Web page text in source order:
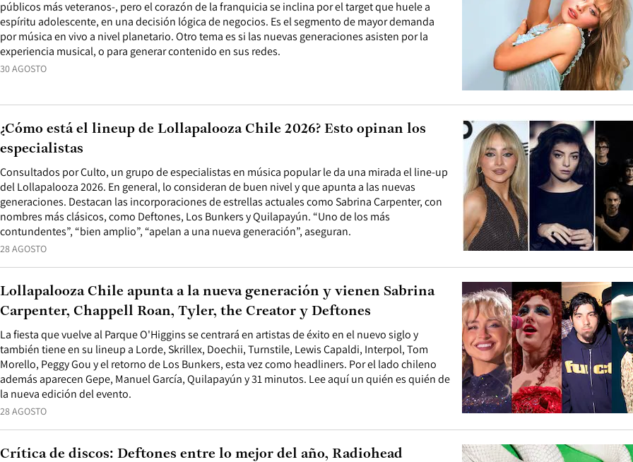
30 AGOSTO
públicos más veteranos-, pero el corazón de la franquicia se inclina por el target que huele a
espíritu adolescente, en una decisión lógica de negocios. Es el segmento de mayor demanda
por música en vivo a nivel planetario. Otro tema es si las nuevas generaciones asisten por la
experiencia musical, o para generar contenido en sus redes.
28 AGOSTO
Consultados por Culto, un grupo de especialistas en música popular le da una mirada el line-up
del Lollapalooza 2026. En general, lo consideran de buen nivel y que apunta a las nuevas
generaciones. Destacan las incorporaciones de estrellas actuales como Sabrina Carpenter, con
nombres más clásicos, como Deftones, Los Bunkers y Quilapayún. “Uno de los más
contundentes”, “bien amplio”, “apelan a una nueva generación”, aseguran.
¿Cómo está el lineup de Lollapalooza Chile 2026? Esto opinan los
especialistas
28 AGOSTO
La fiesta que vuelve al Parque O'Higgins se centrará en artistas de éxito en el nuevo siglo y
también tiene en su lineup a Lorde, Skrillex, Doechii, Turnstile, Lewis Capaldi, Interpol, Tom
Morello, Peggy Gou y el retorno de Los Bunkers, esta vez como headliners. Por el lado chileno
además aparecen Gepe, Manuel García, Quilapayún y 31 minutos. Lee aquí un quién es quién de
la nueva edición del evento.
Lollapalooza Chile apunta a la nueva generación y vienen Sabrina
Carpenter, Chappell Roan, Tyler, the Creator y Deftones
Crítica de discos: Deftones entre lo mejor del año, Radiohead